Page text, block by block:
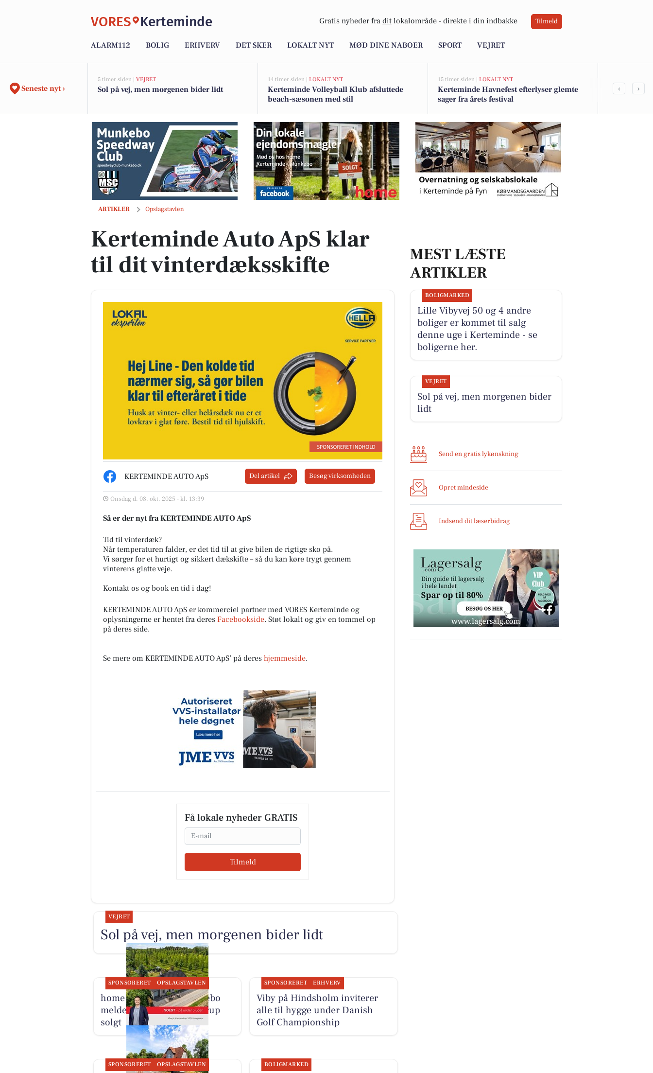
VORES Kerteminde Gratis nyheder fra dit lokalområde - direkte i din indbakke Tilmeld
ALARM112 BOLIG ERHVERV DET SKER LOKALT NYT MØD DINE NABOER SPORT VEJRET
Seneste nyt ›
5 timer siden | VEJRET
Sol på vej, men morgenen bider lidt
14 timer siden | LOKALT NYT
Kerteminde Volleyball Klub afsluttede
beach-sæsonen med stil
15 timer siden | LOKALT NYT
Kerteminde Havnefest efterlyser glemte
sager fra årets festival
Kreativ
‹ ›
ARTIKLER Opslagstavlen
Kerteminde Auto ApS klar til dit vinterdæksskifte
Kerteminde Auto ApS klar
til dit vinterdæksskifte
KERTEMINDE AUTO ApS Del artikel Besøg virksomheden
Onsdag d. 08. okt. 2025 - kl. 13:39
Så er der nyt fra KERTEMINDE AUTO ApS
Tid til vinterdæk?
Når temperaturen falder, er det tid til at give bilen de rigtige sko på.
Vi sørger for et hurtigt og sikkert dækskifte – så du kan køre trygt gennem
vinterens glatte veje.
Kontakt os og book en tid i dag!
KERTEMINDE AUTO ApS er kommerciel partner med VORES Kerteminde og
oplysningerne er hentet fra deres Facebookside. Støt lokalt og giv en tommel op
på deres side.
Se mere om KERTEMINDE AUTO ApS’ på deres hjemmeside.
Få lokale nyheder GRATIS
Email
Tilmeld
MEST LÆSTE
ARTIKLER
BOLIGMARKED
Lille Vibyvej 50 og 4 andre
boliger er kommet til salg
denne uge i Kerteminde - se
boligerne her.
VEJRET
Sol på vej, men morgenen bider
lidt
Send en gratis lykønskning
Opret mindeside
Indsend dit læserbidrag
VEJRET
Sol på vej, men morgenen bider lidt
SPONSORERET OPSLAGSTAVLEN
home Kerteminde-Munkebo
melder Øvej 4 i Kappendrup
solgt
SPONSORERET ERHVERV
Viby på Hindsholm inviterer
alle til hygge under Danish
Golf Championship
SPONSORERET OPSLAGSTAVLEN BOLIGMARKED